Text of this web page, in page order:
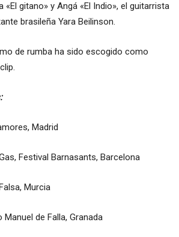
«El gitano» y Angá «El Indio», el guitarrista
brasileña Yara Beilinson.
de rumba ha sido escogido como
Madrid
Festival Barnasants, Barcelona
Murcia
de Falla, Granada